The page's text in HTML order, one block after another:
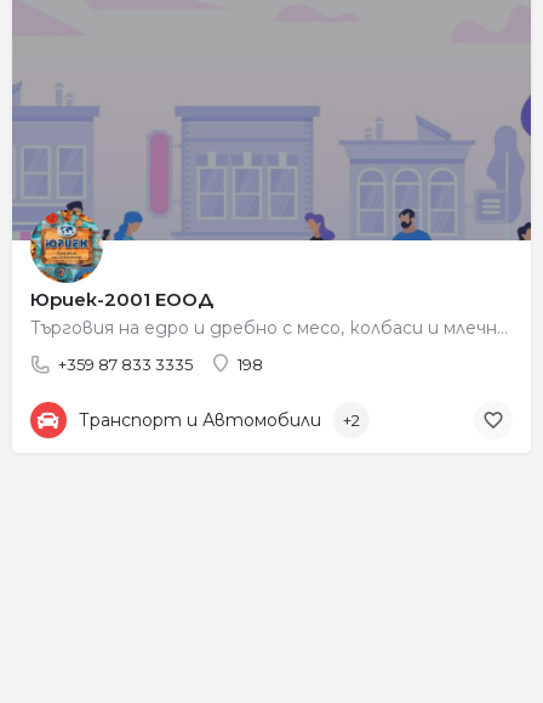
Юриек-2001 ЕООД
Търговия на едро и дребно с месо, колбаси и млечни продукти
+359 87 833 3335 198
Транспорт и Автомобили +2